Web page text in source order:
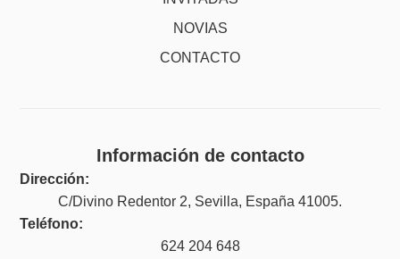
NOVIAS
CONTACTO
Información de contacto
Dirección:
C/Divino Redentor 2, Sevilla, España 41005.
Teléfono:
624 204 648